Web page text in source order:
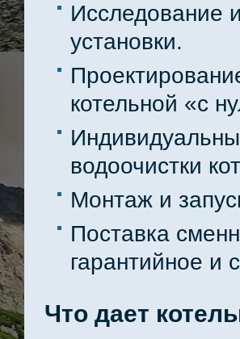
Исследование
установки.
котельной «с
водоочистки
Монтаж и
Поставка
гарантийное и
Что дает